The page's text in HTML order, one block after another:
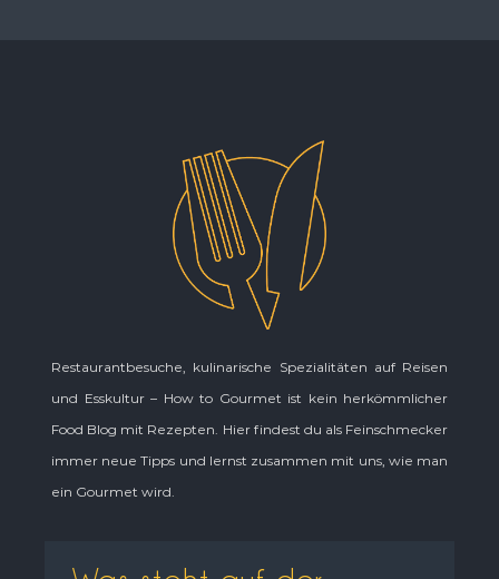
Restaurantbesuche, kulinarische Spezialitäten auf Reisen
und Esskultur – How to Gourmet ist kein herkömmlicher
Food Blog mit Rezepten. Hier findest du als Feinschmecker
immer neue Tipps und lernst zusammen mit uns, wie man
ein Gourmet wird.